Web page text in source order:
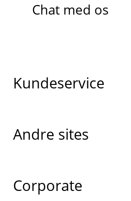
Chat med os
Kundeservice
Andre sites
Corporate